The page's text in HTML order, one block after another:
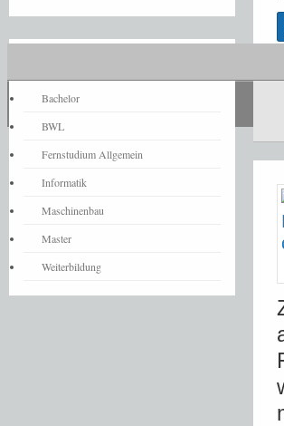
Bachelor
BWL
Fernstudium Allgemein
Informatik
Maschinenbau
Master
Weiterbildung